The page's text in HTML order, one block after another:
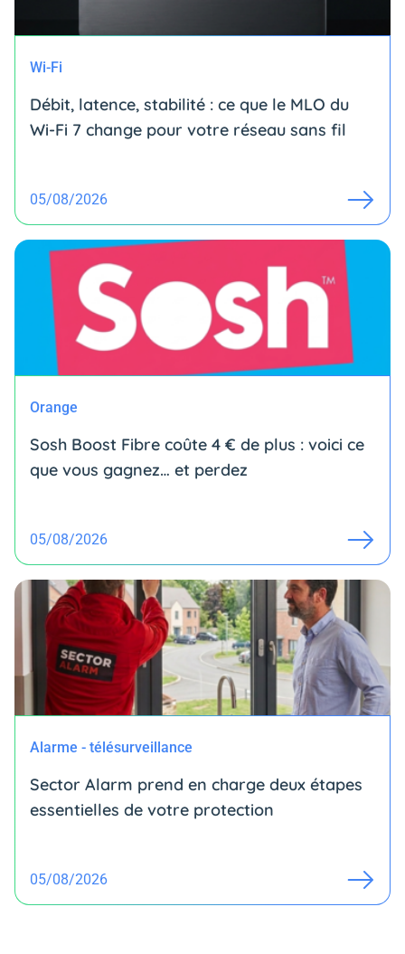
Wi-Fi
Débit, latence, stabilité : ce que le MLO du
Wi-Fi 7 change pour votre réseau sans fil
05/08/2026
Orange
Sosh Boost Fibre coûte 4 € de plus : voici ce
que vous gagnez… et perdez
05/08/2026
Alarme - télésurveillance
Sector Alarm prend en charge deux étapes
essentielles de votre protection
05/08/2026